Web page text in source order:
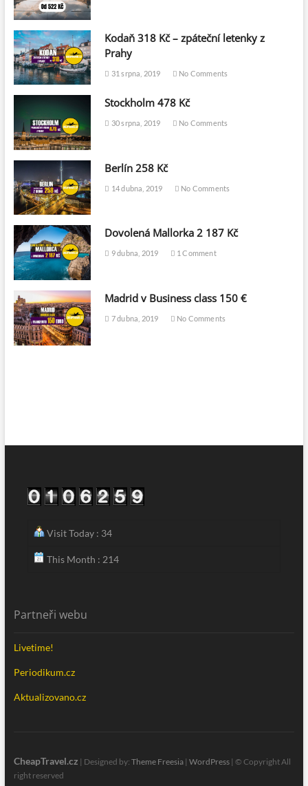
Kodaň 318 Kč – zpáteční letenky z
Prahy
31 srpna, 2019 No Comments
Stockholm 478 Kč
30 srpna, 2019 No Comments
Berlín 258 Kč
14 dubna, 2019 No Comments
Dovolená Mallorka 2 187 Kč
9 dubna, 2019 1 Comment
Madrid v Business class 150 €
7 dubna, 2019 No Comments
Visit Today : 34
This Month : 214
Partneři webu
Livetime!
Periodikum.cz
Aktualizovano.cz
CheapTravel.cz | Designed by: Theme Freesia| WordPress| © Copyright All
right reserved